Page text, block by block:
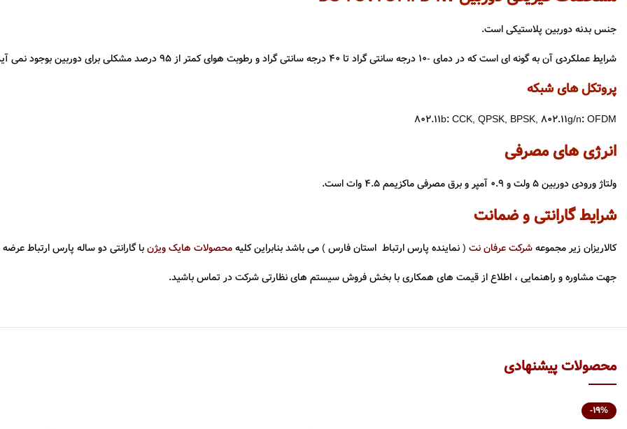
جنس بدنه دوربین پلاستیکی است.
شرایط عملکردی آن به گونه ای است که در دمای -10 درجه سانتی گراد تا 40 درجه سانتی گراد و رطوبت هوای کمتر از ۹۵ درصد مشکلی برای دوربین بوجود نمی آید.
پروتکل های شبکه
802.11b: CCK, QPSK, BPSK, 802.11g/n: OFDM
انرژی های مصرفی
ولتاژ ورودی دوربین ۵ ولت و 0.9 آمپر و برق مصرفی ماکزیمم 4.۵ وات است.
شرایط گارانتی و ضمانت
کالاریزان زیر مجموعهشرکت عرفان نت ( نماینده پارس ارتباط استان فارس ) می باشد بنابراین کلیهمحصولات هایک ویژنبا گارانتی دو ساله پارس ارتباط
جهت مشاوره و راهنمایی ، اطلاع از قیمت های همکاری با بخش فروش سیستم های نظارتی شرکت در تماس باشید.
-19%